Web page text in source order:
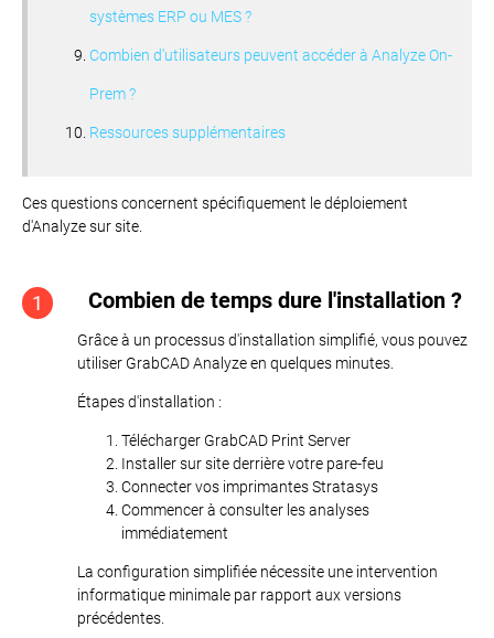
systèmes ERP ou MES ?
Combien d'utilisateurs peuvent accéder à Analyze On-
Prem ?
Ressources supplémentaires
Ces questions concernent spécifiquement le déploiement
d'Analyze sur site.
1 Combien de temps dure l'installation ?
Grâce à un processus d'installation simplifié, vous pouvez
utiliser GrabCAD Analyze en quelques minutes.
Étapes d'installation :
Télécharger GrabCAD Print Server
Installer sur site derrière votre pare-feu
Connecter vos imprimantes Stratasys
Commencer à consulter les analyses
immédiatement
La configuration simplifiée nécessite une intervention
informatique minimale par rapport aux versions
précédentes.